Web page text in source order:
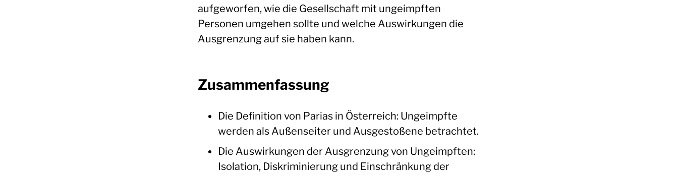
aufgeworfen, wie die Gesellschaft mit ungeimpften
Personen umgehen sollte und welche Auswirkungen die
Ausgrenzung auf sie haben kann.
Zusammenfassung
Die Definition von Parias in Österreich: Ungeimpfte
werden als Außenseiter und Ausgestoßene betrachtet.
Die Auswirkungen der Ausgrenzung von Ungeimpften:
Isolation, Diskriminierung und Einschränkung der